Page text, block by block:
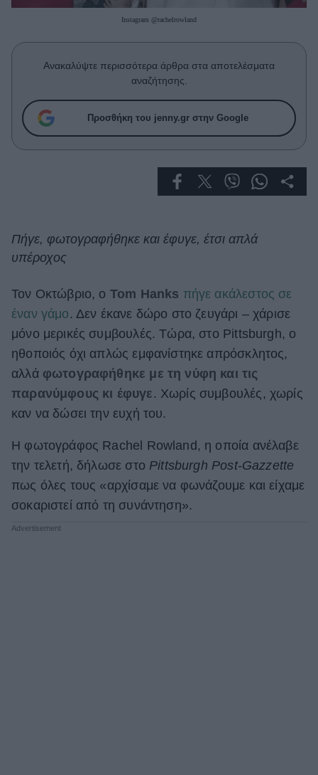
Πρόσωπα
Celebrities
Συνεντεύξεις
True Stories
Ask the Guru
Success Stories
Deco
Green
Αφιερώματα
ΒΟΞ
Women's Forum
Instagram @rachelrowland
Ανακαλύψτε περισσότερα άρθρα στα αποτελέσματα
αναζήτησης.
Προσθήκη του jenny.gr στην Google
Πήγε, φωτογραφήθηκε και έφυγε, έτσι απλά
υπέροχος
Τον Οκτώβριο, ο Tom Hanks πήγε ακάλεστος σε
έναν γάμο . Δεν έκανε δώρο στο ζευγάρι – χάρισε
μόνο μερικές συμβουλές. Τώρα, στο Pittsburgh, ο
ηθοποιός όχι απλώς εμφανίστηκε απρόσκλητος,
αλλά φωτογραφήθηκε με τη νύφη και τις
παρανύμφους κι έφυγε . Χωρίς συμβουλές, χωρίς
καν να δώσει την ευχή του.
Η φωτογράφος Rachel Rowland, η οποία ανέλαβε
την τελετή, δήλωσε στο Pittsburgh Post-Gazzette
πως όλες τους «αρχίσαμε να φωνάζουμε και είχαμε
σοκαριστεί από τη συνάντηση».